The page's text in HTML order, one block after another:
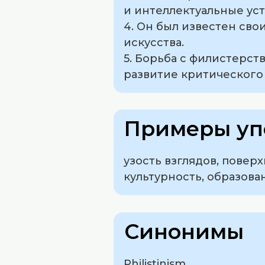
и интеллектуальные
4. Он был известен
искусства.
5. Борьба с
развитие
Примеры
узость взглядов,
культурность,
Синонимы